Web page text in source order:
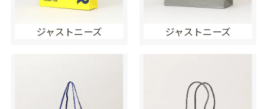
ジャストニーズ ジャストニーズ